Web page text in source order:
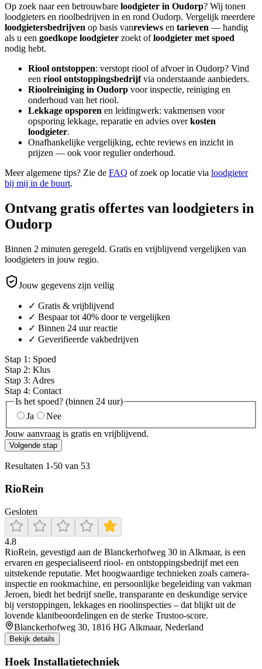
Op zoek naar een betrouwbare loodgieter in Oudorp? Wij tonen
loodgieters en rioolbedrijven in en rond Oudorp. Vergelijk meerdere
loodgietersbedrijven op basis vanreviews en tarieven — handig
als u een goedkope loodgieter zoekt ofloodgieter met spoed
nodig hebt.
Riool ontstoppen: verstopt riool of afvoer in Oudorp? Vind
een riool ontstoppingsbedrijfvia onderstaande aanbieders.
Rioolreiniging in Oudorp voor inspectie, reiniging en
onderhoud van het riool.
Lekkage opsporen en leidingwerk: vakmensen voor
opsporing lekkage, reparatie en advies overkosten
loodgieter.
Onafhankelijke vergelijking, echte reviews en inzicht in
prijzen — ook voor regulier onderhoud.
Meer algemene tips? Zie de FAQ of zoek op locatie via loodgieter
bij mij in de buurt.
Ontvang gratis offertes van loodgieters in
Oudorp
Binnen 2 minuten geregeld. Gratis en vrijblijvend vergelijken van
loodgieters in jouw regio.
Jouw gegevens zijn veilig
✓ Gratis & vrijblijvend
✓ Bespaar tot 40% door te vergelijken
✓ Binnen 24 uur reactie
✓ Geverifieerde vakbedrijven
Stap 1 : Spoed
Stap 2: Klus
Stap 3: Adres
Stap 4: Contact
Is het spoed? (binnen 24 uur)
Ja
Nee
Jouw aanvraag is gratis en vrijblijvend.
Volgende stap
Resultaten 1-50 van 53
RioRein
Gesloten
4.8
RioRein, gevestigd aan de Blanckerhofweg 30 in Alkmaar, is een
ervaren en gespecialiseerd riool- en ontstoppingsbedrijf met een
uitstekende reputatie. Met hoogwaardige technieken zoals camera-
inspectie en rookmachine, en persoonlijke begeleiding van vakman
Jeroen, biedt het bedrijf snelle, transparante en deskundige service
bij verstoppingen, lekkages en rioolinspecties – dat blijkt uit de
lovende klantbeoordelingen en de sterke Trustoo-score.
Blanckerhofweg 30, 1816 HG Alkmaar, Nederland
Bekijk details
Hoek Installatietechniek